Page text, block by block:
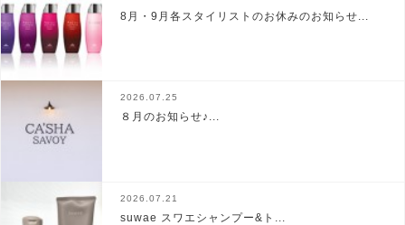
8月・9月各スタイリストのお休みのお知らせ...
2026.07.25
８月のお知らせ♪...
2026.07.21
suwae スワエシャンプー&ト...